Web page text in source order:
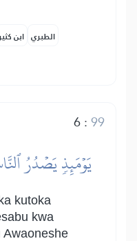
ابن الطبري
6:99
يَوۡمَئِذٖ يَصۡدُرُ
kutoka
kwa
Awaoneshe